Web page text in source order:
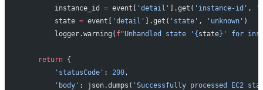
        instance_id
= event[ 'detail' ].get( 'instance-id' ,
        state
= event[ 'detail' ].get( 'state' , 'unknown' )
        logger.warning(
f"Unhandled state ' {state} ' for
    return
{
        'statusCode'
: 200,
        'body'
: json.dumps( 'Successfully processed EC2